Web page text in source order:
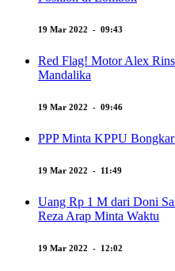
19 Mar 2022 - 09:43
Red Flag! Motor Alex
Mandalika
19 Mar 2022 - 09:46
PPP Minta KPPU
19 Mar 2022 - 11:49
Uang Rp 1 M dari Doni
Reza Arap Minta Waktu
19 Mar 2022 - 12:02